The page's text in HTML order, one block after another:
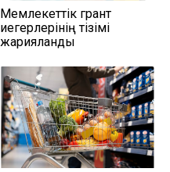
Мемлекеттік грант
иегерлерінің тізімі
жарияланды